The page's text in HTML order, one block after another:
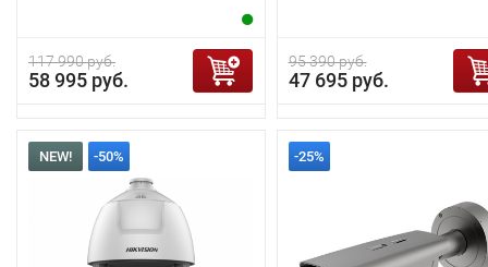
117 990 руб.
58 995 руб.
95 390 руб.
47 695 руб.
NEW! -50% -25%